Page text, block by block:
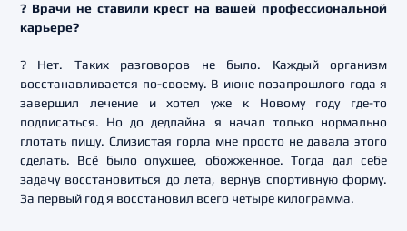
? Врачи не ставили крест на вашей профессиональной
карьере?
? Нет. Таких разговоров не было. Каждый организм
восстанавливается по-своему. В июне позапрошлого года я
завершил лечение и хотел уже к Новому году где-то
подписаться. Но до дедлайна я начал только нормально
глотать пищу. Слизистая горла мне просто не давала этого
сделать. Всё было опухшее, обожженное. Тогда дал себе
задачу восстановиться до лета, вернув спортивную форму.
За первый год я восстановил всего четыре килограмма.